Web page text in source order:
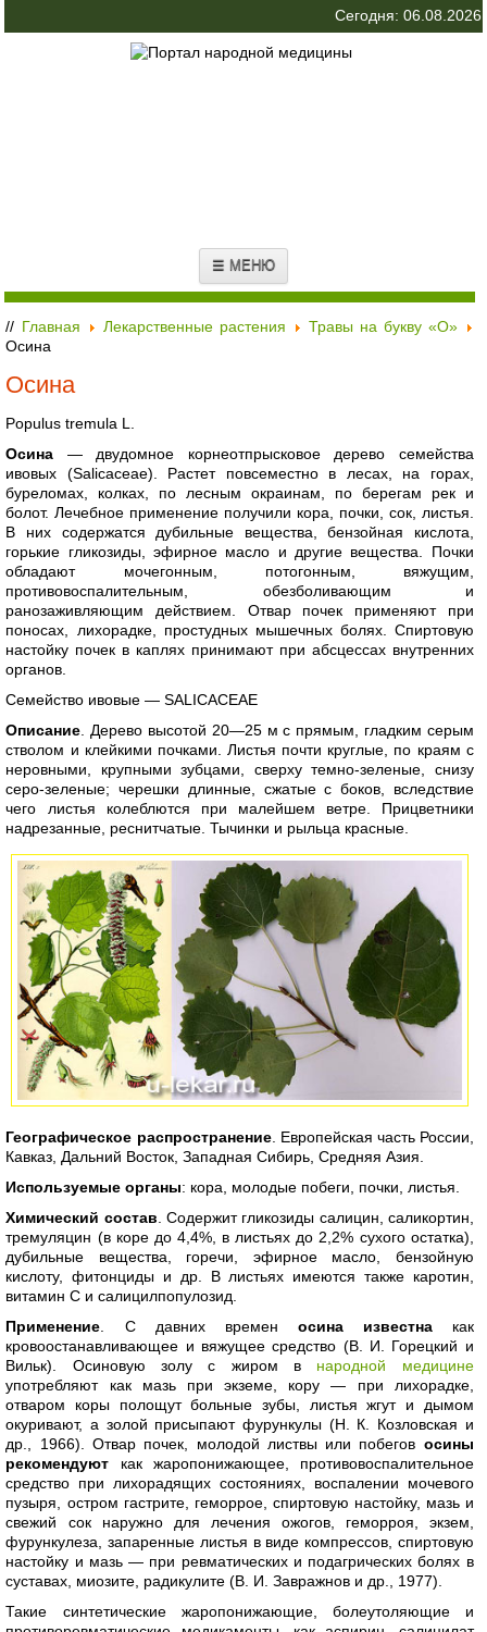
Сегодня: 06.08.2026
☰ МЕНЮ
// Главная Лекарственные растения
Травы на букву «О»
Осина
Осина
Populus tremula L.
Осина — двудомное корнеотпрысковое дерево семейства
ивовых (Saliсасеае). Растет повсеместно в лесах, на горах,
буреломах, колках, по лесным окраинам, по берегам рек и
болот. Лечебное применение получили кора, почки, сок, листья.
В них содержатся дубильные вещества, бензойная кислота,
горькие гликозиды, эфирное масло и другие вещества. Почки
обладают мочегонным, потогонным, вяжущим,
противовоспалительным, обезболивающим и
ранозаживляющим действием. Отвар почек применяют при
поносах, лихорадке, простудных мышечных болях. Спиртовую
настойку почек в каплях принимают при абсцессах внутренних
органов.
Семейство ивовые — SALICACEAE
Описание . Дерево высотой 20—25 м с прямым, гладким серым
стволом и клейкими почками. Листья почти круглые, по краям с
неровными, крупными зубцами, сверху темно-зеленые, снизу
серо-зеленые; черешки длинные, сжатые с боков, вследствие
чего листья колеблются при малейшем ветре. Прицветники
надрезанные, реснитчатые. Тычинки и рыльца красные.
Географическое распространение. Европейская часть России,
Кавказ, Дальний Восток, Западная Сибирь, Средняя Азия.
Используемые органы: кора, молодые побеги, почки, листья.
Химический состав . Содержит гликозиды салицин, саликортин,
тремуляцин (в коре до 4,4%, в листьях до 2,2% сухого остатка),
дубильные вещества, горечи, эфирное масло, бензойную
кислоту, фитонциды и др. В листьях имеются также каротин,
витамин С и салицилпопулозид.
Применение . С давних времен осина известнакак
кровоостанавливающее и вяжущее средство (В. И. Горецкий и
Вильк). Осиновую золу с жиром в народной медицине
употребляют как мазь при экземе, кору — при лихорадке,
отваром коры полощут больные зубы, листья жгут и дымом
окуривают, а золой присыпают фурункулы (Н. К. Козловская и
др., 1966). Отвар почек, молодой листвы или побегов осины
рекомендуют как жаропонижающее, противовоспалительное
средство при лихорадящих состояниях, воспалении мочевого
пузыря, остром гастрите, геморрое, спиртовую настойку, мазь и
свежий сок наружно для лечения ожогов, геморроя, экзем,
фурункулеза, запаренные листья в виде компрессов, спиртовую
настойку и мазь — при ревматических и подагрических болях в
суставах, миозите, радикулите (В. И. Завражнов и др., 1977).
Такие синтетические жаропонижающие, болеутоляющие и